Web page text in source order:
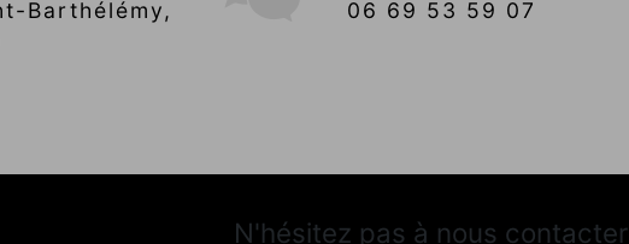
06 69 53 59 07
N'hésitez pas à nous contacter